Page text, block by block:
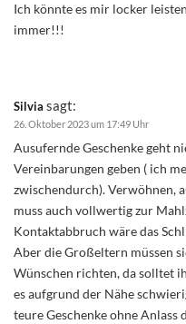
Ich könnte es mir locker
immer!!!
Silvia sagt:
26. Oktober 2023 um 17:49 Uhr
Ausufernde Geschenke geht
Vereinbarungen geben ( ich
zwischendurch). Verwöhnen,
muss auch vollwertig zur
Kontaktabbruch wäre das
Aber die Großeltern müssen
Wünschen richten, da solltet
es aufgrund der Nähe
teure Geschenke ohne Anlass